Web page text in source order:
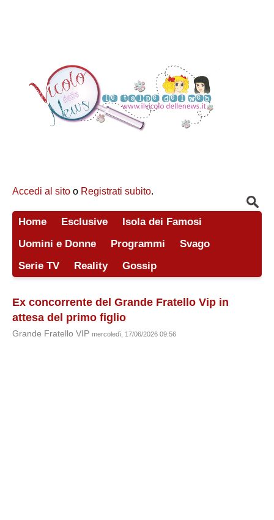
Accedi al sito o Registrati subito.
Home Esclusive
Isola dei Famosi
Uomini e Donne
Programmi
Svago
Serie TV
Reality Gossip
Ex concorrente del Grande Fratello Vip in
attesa del primo figlio
Grande Fratello VIP mercoledì, 17/06/2026 09:56